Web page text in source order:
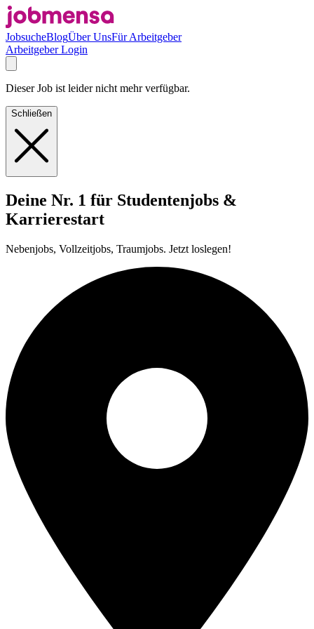
JobsucheBlogÜber UnsFür Arbeitgeber
Arbeitgeber Login
Dieser Job ist leider nicht mehr verfügbar.
Schließen
Deine Nr. 1 für Studentenjobs &
Karrierestart
Nebenjobs, Vollzeitjobs, Traumjobs. Jetzt loslegen!